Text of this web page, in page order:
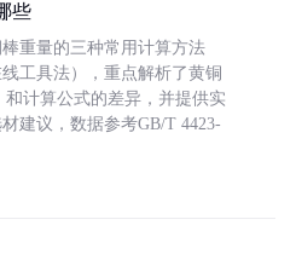
些
重量的三种常用计算方法
工具法），重点解析了黄铜
和计算公式的差异，并提供实
建议，数据参考GB/T 4423-